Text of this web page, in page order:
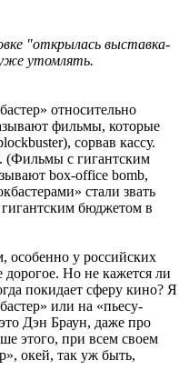
"открылась выставка-
утомлять.
относительно
фильмы, которые
сорвав кассу.
(Фильмы с гигантским
box-office bomb,
стали звать
бюджетом в
особенно у российских
Но не кажется ли
покидает сферу кино? Я
или на «пьесу-
Дэн Браун, даже про
этого, при всем своем
окей, так уж быть,